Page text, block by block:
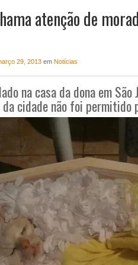
NOTÍCIAS PERFIL
atenção de
29, 2013em Notícias
na casa da dona em São
cidade não foi permitido